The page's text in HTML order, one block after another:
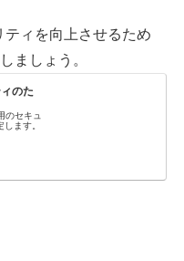
ィを向上させるため
ましょう。
のた
のセキュ
ます。